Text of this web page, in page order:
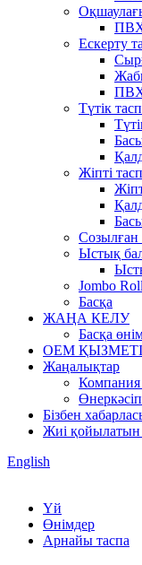
ПВХ
Ескерту
ПВХ
Түтік
Жіпті
Созылған
Ыстық
Jombo
Басқа
ЖАҢА КЕЛУ
Басқа
OEM ҚЫЗМЕТІ
Жаңалықтар
Бізбен
Жиі қойылатын
English
Үй
Өнімдер
Арнайы таспа